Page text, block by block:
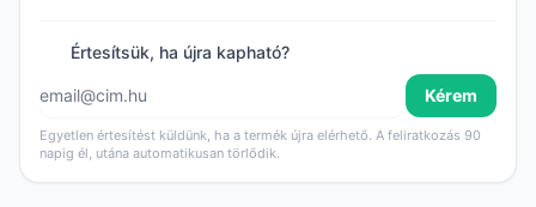
Értesítsük, ha újra kapható?
Kérem
Egyetlen értesítést küldünk, ha a termék újra elérhető. A feliratkozás 90
napig él, utána automatikusan törlődik.